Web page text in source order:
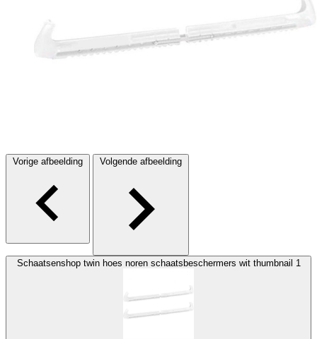
Vorige afbeelding Volgende afbeelding
Schaatsenshop twin hoes noren schaatsbeschermers wit thumbnail 1